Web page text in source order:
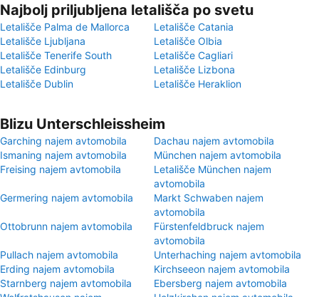
Najbolj priljubljena letališča po svetu
Letališče Palma de Mallorca
Letališče Catania
Letališče Ljubljana
Letališče Olbia
Letališče Tenerife South
Letališče Cagliari
Letališče Edinburg
Letališče Lizbona
Letališče Dublin
Letališče Heraklion
Blizu Unterschleissheim
Garching najem avtomobila
Dachau najem avtomobila
Ismaning najem avtomobila
München najem avtomobila
Freising najem avtomobila
Letališče München najem
avtomobila
Germering najem avtomobila
Markt Schwaben najem
avtomobila
Ottobrunn najem avtomobila
Fürstenfeldbruck najem
avtomobila
Pullach najem avtomobila
Unterhaching najem avtomobila
Erding najem avtomobila
Kirchseeon najem avtomobila
Starnberg najem avtomobila
Ebersberg najem avtomobila